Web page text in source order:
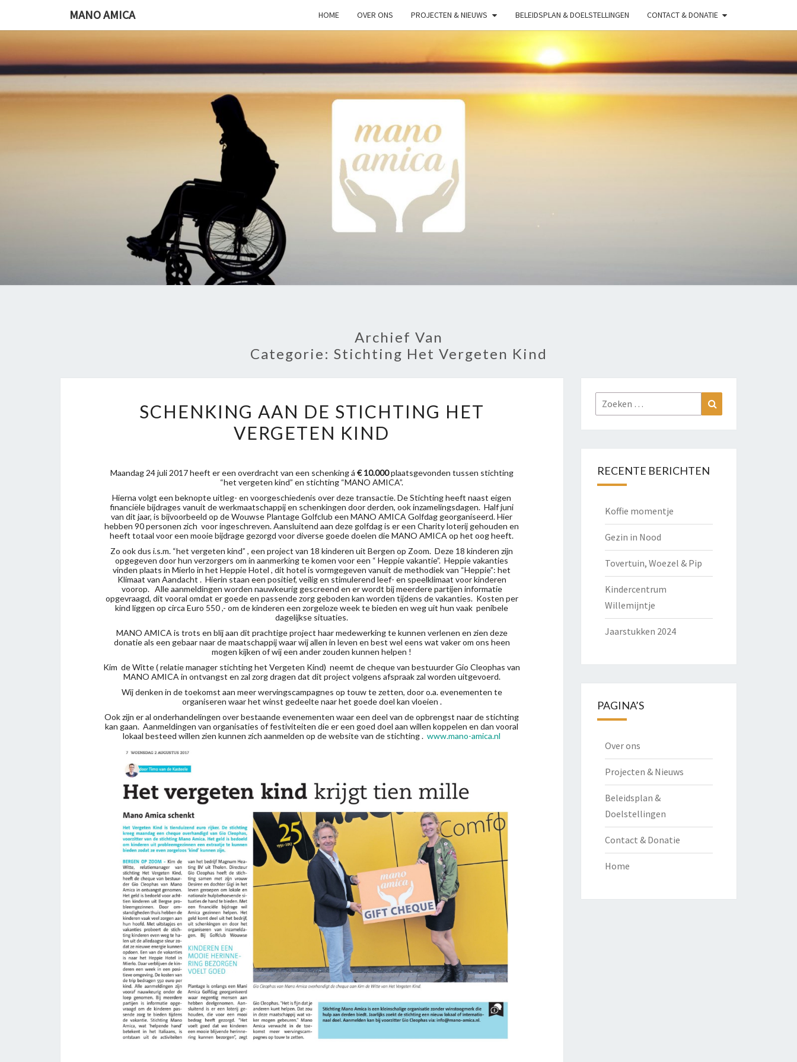
content
MANO AMICA HOME OVER ONS PROJECTEN & NIEUWS BELEIDSPLAN & DOELSTELLINGEN CONTACT & DONATIE
MANO
AMICA
Helpende
Hand
Archief Van
Categorie: Stichting Het Vergeten Kind
AAN
DE
HET
VERGETEN
KIND
SCHENKING AAN DE STICHTING HET
VERGETEN KIND
Maandag 24 juli 2017 heeft er een overdracht van een schenking á € 10.000plaatsgevonden tussen stichting
“het vergeten kind” en stichting “MANO AMICA”.
Hierna volgt een beknopte uitleg- en voorgeschiedenis over deze transactie. De Stichting heeft naast eigen
financiële bijdrages vanuit de werkmaatschappij en schenkingen door derden, ook inzamelingsdagen. Half juni
van dit jaar, is bijvoorbeeld op de Wouwse Plantage Golfclub een MANO AMICA Golfdag georganiseerd. Hier
hebben 90 personen zich voor ingeschreven. Aansluitend aan deze golfdag is er een Charity loterij gehouden en
heeft totaal voor een mooie bijdrage gezorgd voor diverse goede doelen die MANO AMICA op het oog heeft.
Zo ook dus i.s.m. “het vergeten kind” , een project van 18 kinderen uit Bergen op Zoom. Deze 18 kinderen zijn
opgegeven door hun verzorgers om in aanmerking te komen voor een “ Heppie vakantie”. Heppie vakanties
vinden plaats in Mierlo in het Heppie Hotel , dit hotel is vormgegeven vanuit de methodiek van “Heppie”: het
Klimaat van Aandacht . Hierin staan een positief, veilig en stimulerend leef- en speelklimaat voor kinderen
voorop. Alle aanmeldingen worden nauwkeurig gescreend en er wordt bij meerdere partijen informatie
opgevraagd, dit vooral omdat er goede en passende zorg geboden kan worden tijdens de vakanties. Kosten per
kind liggen op circa Euro 550 ,- om de kinderen een zorgeloze week te bieden en weg uit hun vaak penibele
dagelijkse situaties.
MANO AMICA is trots en blij aan dit prachtige project haar medewerking te kunnen verlenen en zien deze
donatie als een gebaar naar de maatschappij waar wij allen in leven en best wel eens wat vaker om ons heen
mogen kijken of wij een ander zouden kunnen helpen !
Kim de Witte ( relatie manager stichting het Vergeten Kind) neemt de cheque van bestuurder Gio Cleophas van
MANO AMICA in ontvangst en zal zorg dragen dat dit project volgens afspraak zal worden uitgevoerd.
Wij denken in de toekomst aan meer wervingscampagnes op touw te zetten, door o.a. evenementen te
organiseren waar het winst gedeelte naar het goede doel kan vloeien .
Ook zijn er al onderhandelingen over bestaande evenementen waar een deel van de opbrengst naar de stichting
kan gaan. Aanmeldingen van organisaties of festiviteiten die er een goed doel aan willen koppelen en dan vooral
lokaal besteed willen zien kunnen zich aanmelden op de website van de stichting .www.mano-amica.nl
Zoeken
naar:
RECENTE BERICHTEN
Koffie momentje
Gezin in Nood
Tovertuin, Woezel & Pip
Kindercentrum
Willemijntje
Jaarstukken 2024
PAGINA’S
Over ons
Projecten & Nieuws
Beleidsplan &
Doelstellingen
Contact & Donatie
Home